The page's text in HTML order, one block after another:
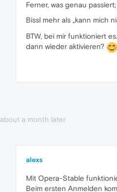
Ferner, was genau
Bissl mehr als „kann mich
BTW, bei mir funktioniert
dann wieder aktivieren?
about a month later
alexs
Mit Opera-Stable
Beim ersten Anmelden